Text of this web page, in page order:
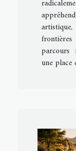
parcours
une place